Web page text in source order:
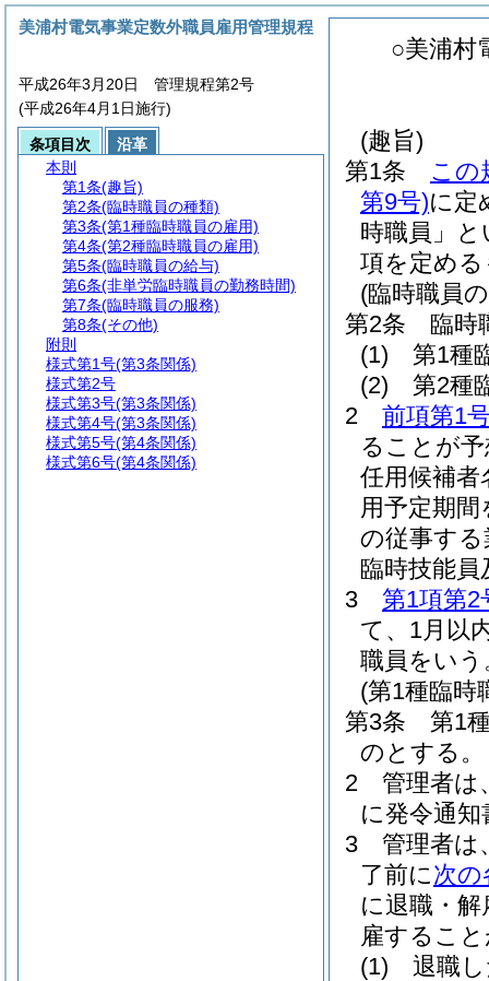
○美浦村
(趣旨)
第1条
この
第9号)に定
時職員」と
項を定め
(臨時職員
第2条
臨時
(1)
第1種
(2)
第2種
2
前項第1
ることが
任用候補
用予定期
の従事する
臨時技能
3
第1項第2
て、1月以
職員をいう
(第1種臨時
第3条
第1
のとする。
2
管理者は
に発令通知
3
管理者は
了前に次の
に退職・解
雇するこ
(1)
退職
美浦村電気事業定数外職員雇用管理規程
平成26年3月20日 管理規程第2号
(平成26年4月1日施行)
条項目次
沿革
本則
第1条(趣旨)
第2条(臨時職員の種類)
第3条(第1種臨時職員の雇用)
第4条(第2種臨時職員の雇用)
第5条(臨時職員の給与)
第6条(非単労臨時職員の勤務時間)
第7条(臨時職員の服務)
第8条(その他)
附則
様式第1号(第3条関係)
様式第2号
様式第3号(第3条関係)
様式第4号(第3条関係)
様式第5号(第4条関係)
様式第6号(第4条関係)